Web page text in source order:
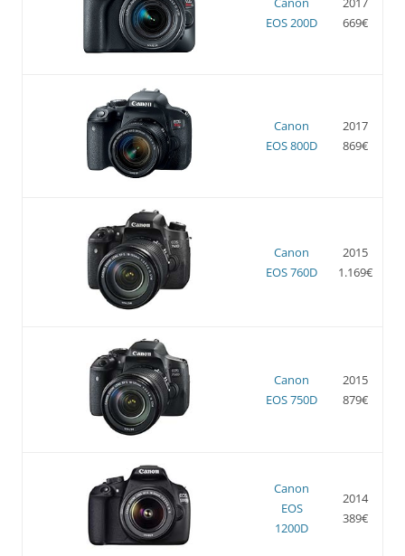
EOS 200D
669€
Canon
EOS 800D
2017
869€
Canon
EOS 760D
2015
1.169€
Canon
EOS 750D
2015
879€
Canon
EOS
1200D
2014
389€